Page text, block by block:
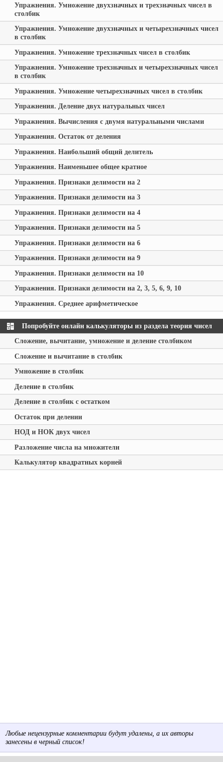
Упражнения. Умножение двухзначных и трехзначных чисел в
столбик
Упражнения. Умножение двухзначных и четырехзначных чисел
в столбик
Упражнения. Умножение трехзначных чисел в столбик
Упражнения. Умножение трехзначных и четырехзначных чисел
в столбик
Упражнения. Умножение четырехзначных чисел в столбик
Упражнения. Деление двух натуральных чисел
Упражнения. Вычисления с двумя натуральными числами
Упражнения. Остаток от деления
Упражнения. Наибольший общий делитель
Упражнения. Наименьшее общее кратное
Упражнения. Признаки делимости на 2
Упражнения. Признаки делимости на 3
Упражнения. Признаки делимости на 4
Упражнения. Признаки делимости на 5
Упражнения. Признаки делимости на 6
Упражнения. Признаки делимости на 9
Упражнения. Признаки делимости на 10
Упражнения. Признаки делимости на 2, 3, 5, 6, 9, 10
Упражнения. Среднее арифметическое
Попробуйте онлайн калькуляторы из раздела теория чисел
Сложение, вычитание, умножение и деление столбиком
Сложение и вычитание в столбик
Умножение в столбик
Деление в столбик
Деление в столбик с остатком
Остаток при делении
НОД и НОК двух чисел
Разложение числа на множители
Калькулятор квадратных корней
Любые нецензурные комментарии будут удалены, а их авторы
занесены в черный список!